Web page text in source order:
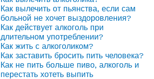
Как вылечить от пьянства, если сам
больной не хочет выздоровления?
Как действует алкоголь при
длительном употреблении?
Как жить с алкоголиком?
Как заставить бросить пить человека?
Как не пить больше пиво, алкоголь и
перестать хотеть выпить